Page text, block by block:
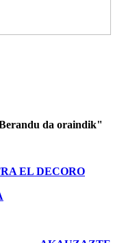
da oraindik"
EL DECORO